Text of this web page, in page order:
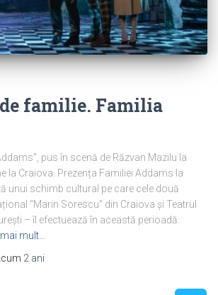
familie. Familia
pus în scenă de Răzvan Mazilu la
la Craiova. Prezența Familiei Addams la
unui schimb cultural pe care cele două
“Marin Sorescu” din Craiova și Teatrul
– îl efectuează în această perioadă:
mult…
2 ani